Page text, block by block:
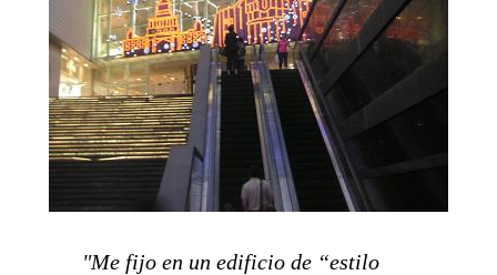
"Me fijo en un edificio de “estilo